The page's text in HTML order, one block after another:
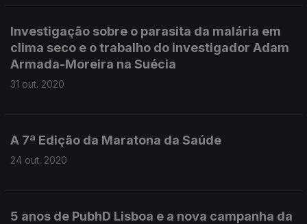
Investigação sobre o parasita da malária em
clima seco e o trabalho do investigador Adam
Armada-Moreira na Suécia
31 out. 2020
A 7ª Edição da Maratona da Saúde
24 out. 2020
5 anos de PubhD Lisboa e a nova campanha da